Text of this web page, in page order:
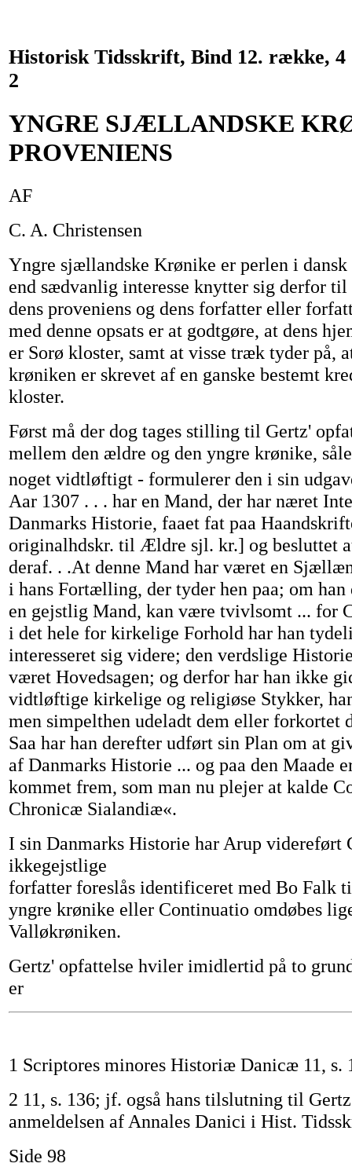
Historisk Tidsskrift, Bind 12. række, 4
2
YNGRE SJÆLLANDSKE
PROVENIENS
AF
C. A. Christensen
Yngre sjællandske Krønike er perlen i
end sædvanlig interesse knytter sig derfor til
dens proveniens og dens forfatter eller
med denne opsats er at godtgøre, at dens
er Sorø kloster, samt at visse træk tyder på,
krøniken er skrevet af en ganske bestemt
kloster.
Først må der dog tages stilling til Gertz'
mellem den ældre og den yngre krønike,
noget vidtløftigt - formulerer den i sin
Aar 1307 . . . har en Mand, der har næret
Danmarks Historie, faaet fat paa
originalhdskr. til Ældre sjl. kr.] og besluttet
deraf. . .At denne Mand har været en
i hans Fortælling, der tyder hen paa; om
en gejstlig Mand, kan være tvivlsomt ... for
i det hele for kirkelige Forhold har han
interesseret sig videre; den verdslige
været Hovedsagen; og derfor har han ikke
vidtløftige kirkelige og religiøse Stykker,
men simpelthen udeladt dem eller forkortet
Saa har han derefter udført sin Plan om at
af Danmarks Historie ... og paa den Maade
kommet frem, som man nu plejer at kalde
Chronicæ Sialandiæ«.
I sin Danmarks Historie har Arup videreført
ikkegejstlige
forfatter foreslås identificeret med Bo Falk
yngre krønike eller Continuatio omdøbes
Valløkrøniken.
Gertz' opfattelse hviler imidlertid på to
er
1 Scriptores minores Historiæ Danicæ 11, s.
2 11, s. 136; jf. også hans tilslutning til
anmeldelsen af Annales Danici i Hist.
Side 98